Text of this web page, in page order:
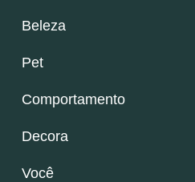
Beleza
Pet
Comportamento
Decora
Você